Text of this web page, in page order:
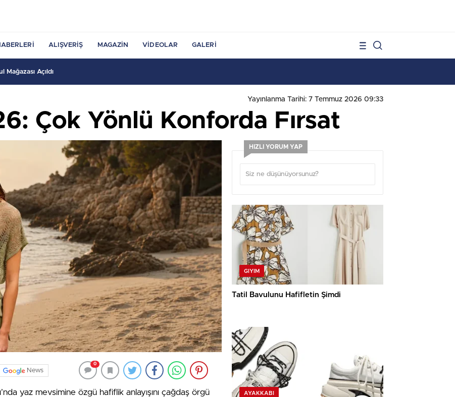
ALIŞVERIŞ MAGAZIN VIDEOLAR GALERI
Mağazası Açıldı
Yayınlanma Tarihi: 7 Temmuz 2026 09:33
Çok Yönlü Konforda Fırsat
News
0
yaz mevsimine özgü hafiflik anlayışını çağdaş örgü
HIZLI YORUM YAP
GIYIM
Tatil Bavulunu Hafifletin Şimdi
AYAKKABI